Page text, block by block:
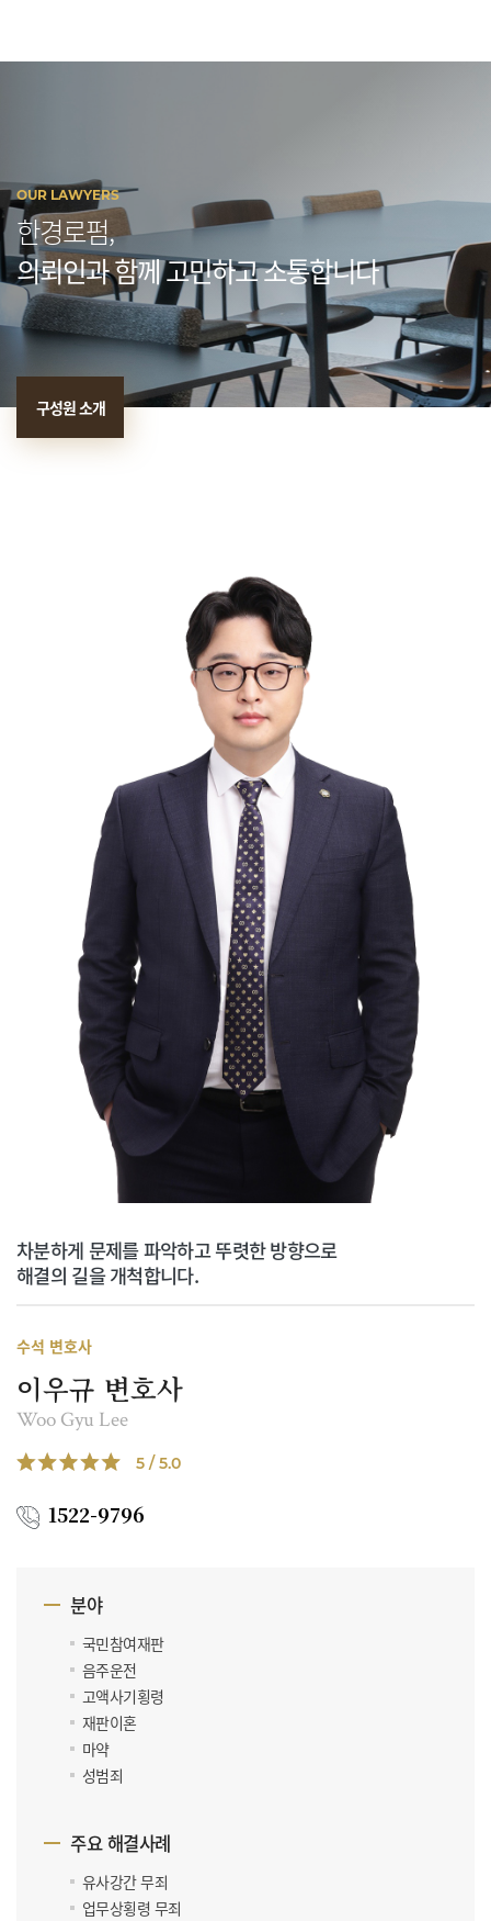
OUR LAWYERS
한경로펌,
의뢰인과 함께 고민하고 소통합니다
구성원 소개
차분하게 문제를 파악하고 뚜렷한 방향으로
해결의 길을 개척합니다.
수석 변호사
이우규 변호사
Woo Gyu Lee
5 / 5.0
1522-9796
분야
국민참여재판
음주운전
고액사기횡령
재판이혼
마약
성범죄
주요 해결사례
유사강간 무죄
업무상횡령 무죄